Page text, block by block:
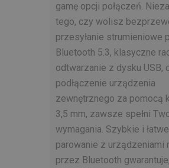
gamę opcji połączeń.
tego, czy wolisz
przesyłanie strumieniowe
Bluetooth 5.3, klasyczne
odtwarzanie z dysku USB,
podłączenie urządzenia
zewnętrznego za pomocą
3,5 mm, zawsze spełni
wymagania. Szybkie i łatwe
parowanie z urządzeniami
przez Bluetooth